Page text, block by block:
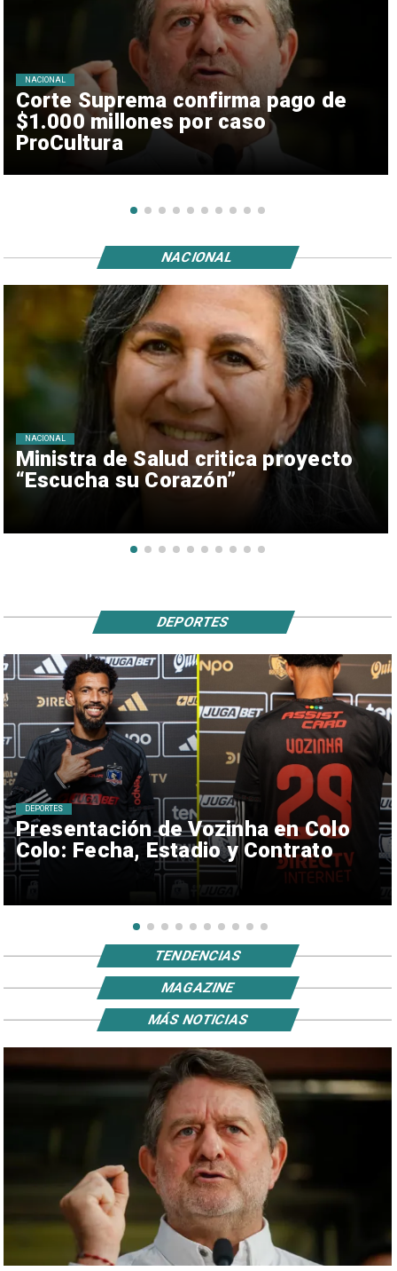
Corte Suprema confirma pago de
$1.000 millones por caso
ProCultura
NACIONAL
Ministra de Salud critica proyecto
“Escucha su Corazón”
NACIONAL
NACIONAL
Presentación de Vozinha en Colo
Colo: Fecha, Estadio y Contrato
DEPORTES
DEPORTES
TENDENCIAS
MAGAZINE
MÁS NOTICIAS